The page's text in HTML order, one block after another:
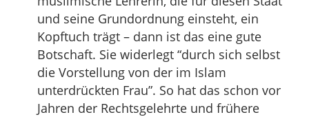
und seine Grundordnung einsteht, ein
Kopftuch trägt – dann ist das eine gute
Botschaft. Sie widerlegt “durch sich selbst
die Vorstellung von der im Islam
unterdrückten Frau”. So hat das schon vor
Jahren der Rechtsgelehrte und frühere